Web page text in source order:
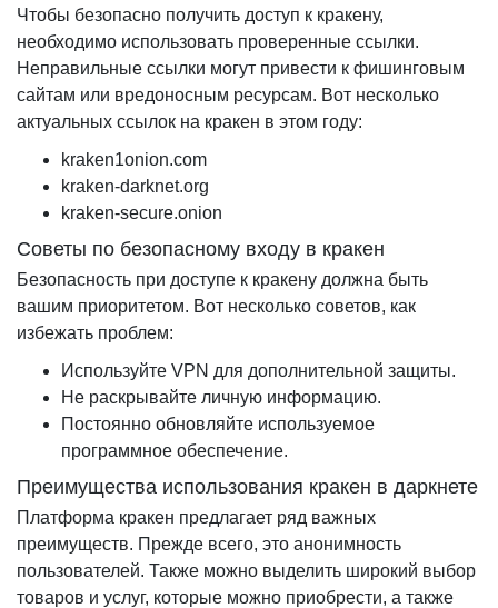
Чтобы безопасно получить доступ к кракену,
необходимо использовать проверенные ссылки.
Неправильные ссылки могут привести к фишинговым
сайтам или вредоносным ресурсам. Вот несколько
актуальных ссылок на кракен в этом году:
kraken1onion.com
kraken-darknet.org
kraken-secure.onion
Советы по безопасному входу в кракен
Безопасность при доступе к кракену должна быть
вашим приоритетом. Вот несколько советов, как
избежать проблем:
Используйте VPN для дополнительной защиты.
Не раскрывайте личную информацию.
Постоянно обновляйте используемое
программное обеспечение.
Преимущества использования кракен в даркнете
Платформа кракен предлагает ряд важных
преимуществ. Прежде всего, это анонимность
пользователей. Также можно выделить широкий выбор
товаров и услуг, которые можно приобрести, а также